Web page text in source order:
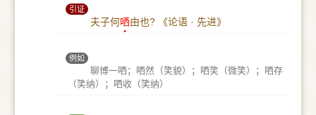
引证
夫子何哂由也? 《论语 · 先进》
例如
聊博一哂；哂然（笑貌）；哂笑（微笑）；哂存
（笑纳）；哂收（笑纳）